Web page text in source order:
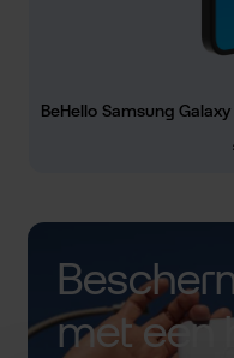
BeHello Samsung
met een